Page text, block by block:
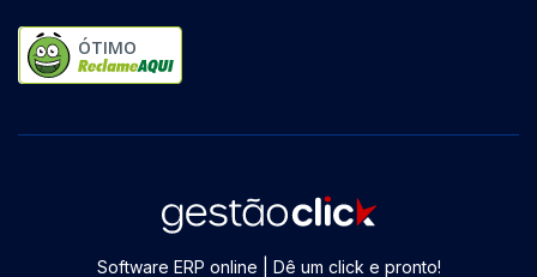
ÓTIMO
Software ERP online | Dê um click e pronto!